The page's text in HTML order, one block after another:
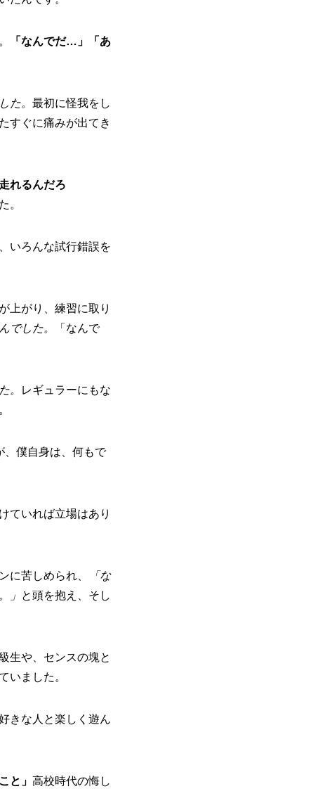
「なんでだ…」「あ
た。 最初に怪我をし
すぐに痛みが出てき
れるんだろ
。
いろんな試行錯誤を
上がり、練習に取り
でした。
「なんで
。
レギュラーにもな
、僕自身は、何もで
ていれば立場はあり
に苦しめられ、
「な
」 と頭を抱え、そし
生や、センスの塊と
いました。
きな人と楽しく遊ん
と」 高校時代の悔し